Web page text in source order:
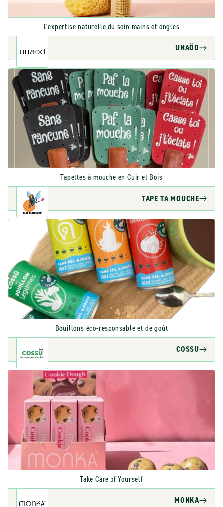
L'expertise naturelle du soin mains et ongles
UNAÖD
Tapettes à mouche en Cuir et Bois
TAPE TA MOUCHE
Bouillons éco-responsable et de goût
COSSU
Take Care of Yourself
MONKA